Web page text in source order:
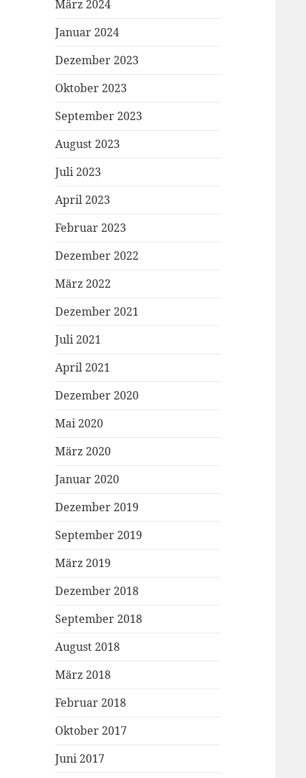
März 2024
Januar 2024
Dezember 2023
Oktober 2023
September 2023
August 2023
Juli 2023
April 2023
Februar 2023
Dezember 2022
März 2022
Dezember 2021
Juli 2021
April 2021
Dezember 2020
Mai 2020
März 2020
Januar 2020
Dezember 2019
September 2019
März 2019
Dezember 2018
September 2018
August 2018
März 2018
Februar 2018
Oktober 2017
Juni 2017